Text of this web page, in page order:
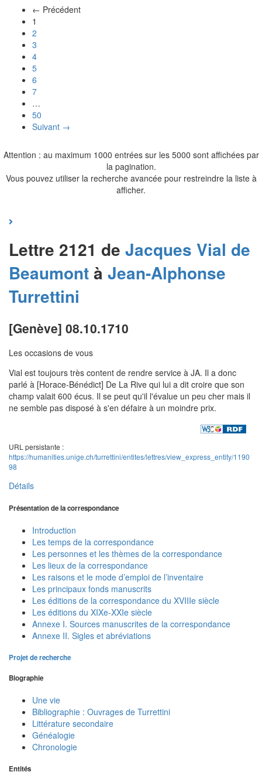
← Précédent
1
2
3
4
5
6
7
…
50
Suivant →
Attention : au maximum 1000 entrées sur les 5000 sont affichées par
la pagination.
Vous pouvez utiliser la recherche avancée pour restreindre la liste à
afficher.
Lettre 2121 de Jacques Vial de
Beaumontà Jean-Alphonse
Turrettini
[Genève] 08.10.1710
Les occasions de vous
Vial est toujours très content de rendre service à JA. Il a donc
parlé à [Horace-Bénédict] De La Rive qui lui a dit croire que son
champ valait 600 écus. Il se peut qu'il l'évalue un peu cher mais il
ne semble pas disposé à s'en défaire à un moindre prix.
URL persistante :
https://humanities.unige.ch/turrettini/entites/lettres/view_express_entity/1190
98
Détails
Présentation de la correspondance
Introduction
Les temps de la correspondance
Les personnes et les thèmes de la correspondance
Les lieux de la correspondance
Les raisons et le mode d’emploi de l’inventaire
Les principaux fonds manuscrits
Les éditions de la correspondance du XVIIIe siècle
Les éditions du XIXe-XXIe siècle
Annexe I. Sources manuscrites de la correspondance
Annexe II. Sigles et abréviations
Projet de recherche
Biographie
Une vie
Bibliographie : Ouvrages de Turrettini
Littérature secondaire
Généalogie
Chronologie
Entités